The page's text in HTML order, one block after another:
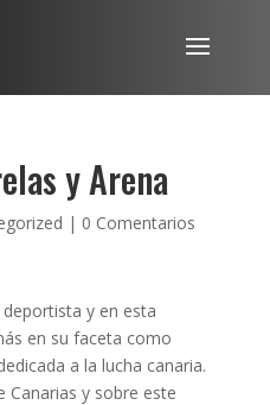
y Arena
| 0 Comentarios
y en esta
en su faceta como
a la lucha canaria.
Canarias y sobre este